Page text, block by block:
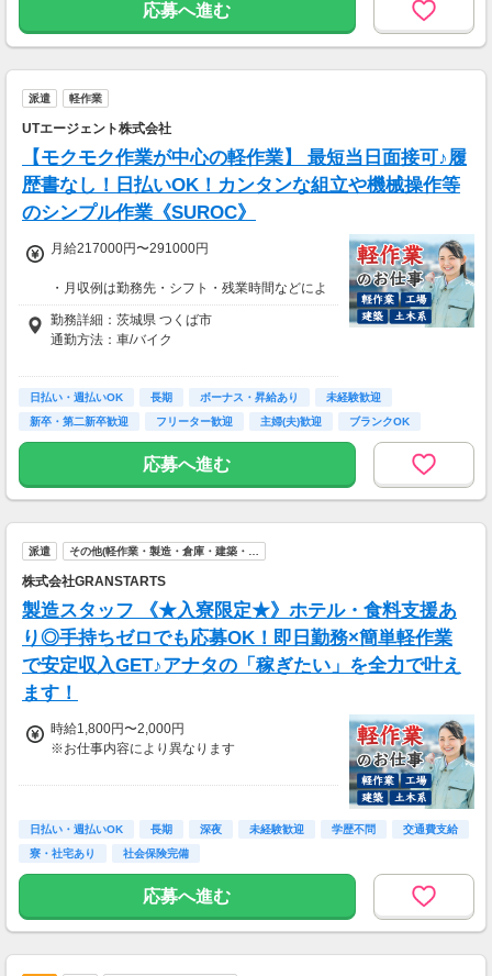
※交通費は別途実費分支給！（規定あり）
※上記月収額は月間21日～22日出勤した場合の
■その他補足
をした場合の見込み額となります。
■研修期間について
※研修期間（1ヶ月程）は、時給1,200円（日収
9,600円～）となります。
応募へ進む
派遣 軽作業
UTエージェント株式会社
【モクモク作業が中心の軽作業】 最短当日面接可♪履
歴書なし！日払いOK！カンタンな組立や機械操作等
のシンプル作業《SUROC》
月給217000円〜291000円
・月収例は勤務先・シフト・残業時間などによ
り変動します
・各種手当あり（残業手当、休出手当、深夜勤
務がある場合は深夜手当 など）
■日払い制度（新制度）
・最短5分で働いた分の給与を口座受取可能
・スマホからカンタン申請
・1,000円単位で利用可能
■交通費 上限30,000円まで支給 ※会社規定有
り
勤務詳細：茨城県 つくば市
通勤方法：車/バイク
※構内の（無料）駐車場利用OK
※募集の勤務地は面接地の一例です。
ご希望の地域や条件などを伺いながらあなた
日払い・週払いOK 長期 ボーナス・昇給あり
未経験歓迎
新卒・第二新卒歓迎
フリーター歓迎 主婦(夫)歓迎
ブランクOK
学歴不問
応募へ進む
派遣 その他(軽作業・製造・倉庫・建築・…
株式会社GRANSTARTS
製造スタッフ 《★入寮限定★》ホテル・食料支援あ
り◎手持ちゼロでも応募OK！即日勤務×簡単軽作業
で安定収入GET♪アナタの「稼ぎたい」を全力で叶え
ます！
時給1,800円〜2,000円
※お仕事内容により異なります
＼最大時給2,000円も可能！／
＜各種手当＞
・深夜手当：時給2,000円〜
・休日出勤手当：時給2,160円〜
日払い・週払いOK 長期 深夜 未経験歓迎 学歴不問
交通費支給
寮・社宅あり
社会保険完備
応募へ進む